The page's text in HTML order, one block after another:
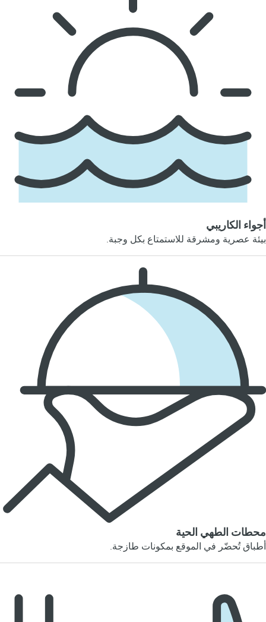
أجواء الكاريبي
بيئة عصرية ومشرقة للاستمتاع بكل وجبة.
محطات الطهي الحية
أطباق تُحضّر في الموقع بمكونات طازجة.